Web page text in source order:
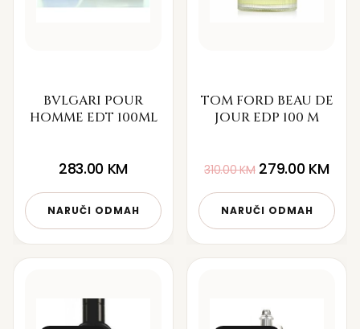
BVLGARI POUR
HOMME EDT 100ML
283.00 KM
NARUČI ODMAH
TOM FORD BEAU DE
JOUR EDP 100 M
310.00KM 279.00 KM
NARUČI ODMAH